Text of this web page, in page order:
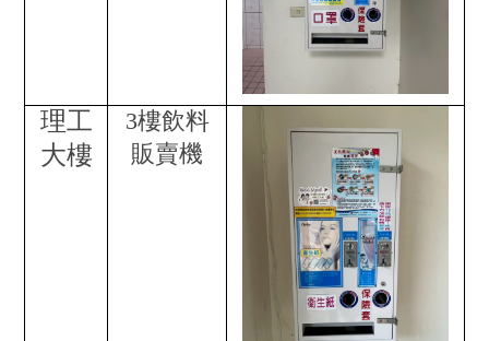
理工
大樓
3樓飲料
販賣機